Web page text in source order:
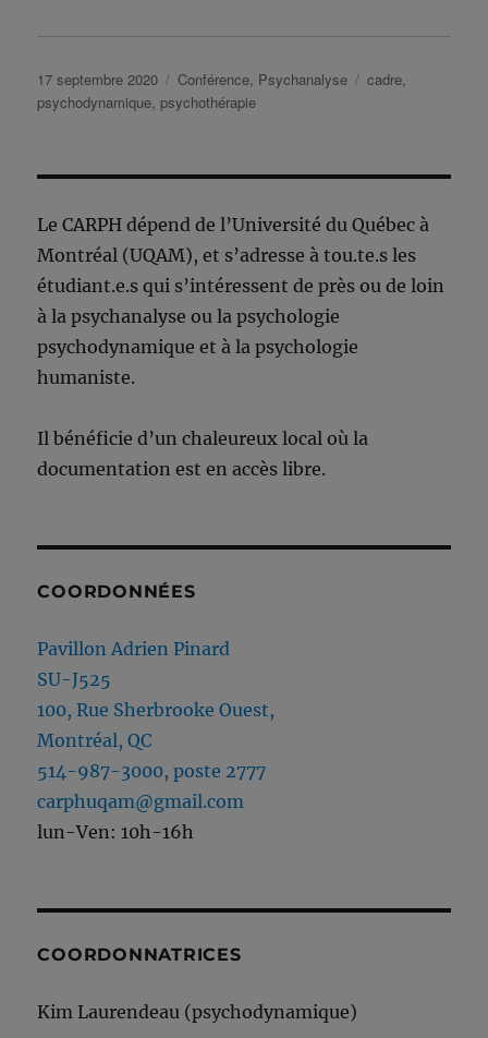
Publié
le
17 septembre 2020 Catégories
Conférence Psychanalyse Étiquettes
cadre
psychodynamique psychothérapie
Le CARPH dépend de l’Université du Québec à
Montréal (UQAM), et s’adresse à tou.te.s les
étudiant.e.s qui s’intéressent de près ou de loin
à la psychanalyse ou la psychologie
psychodynamique et à la psychologie
humaniste.
Il bénéficie d’un chaleureux local où la
documentation est en accès libre.
COORDONNÉES
Pavillon Adrien Pinard
SU-J525
100, Rue Sherbrooke Ouest,
Montréal, QC
514-987-3000, poste 2777
carphuqam@gmail.com
lun-Ven: 10h-16h
COORDONNATRICES
Kim Laurendeau (psychodynamique)